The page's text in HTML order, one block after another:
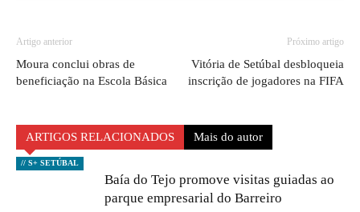
Artigo anterior
Moura conclui obras de
beneficiação na Escola Básica
Próximo artigo
Vitória de Setúbal desbloqueia
inscrição de jogadores na FIFA
ARTIGOS RELACIONADOS Mais do autor
// S+ SETÚBAL
Baía do Tejo promove visitas guiadas ao
parque empresarial do Barreiro